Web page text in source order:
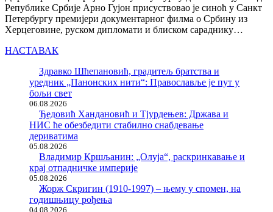
Републике Србије Арно Гујон присуствовао је синоћ у Санкт
Петербургу премијери документарног филма о Србину из
Херцеговине, руском дипломати и блиском сараднику…
НАСТАВАК
Здравко Шћепановић, градитељ братства и
уредник „Панонских нити“: Православље је пут у
бољи свет
06.08.2026
Ђедовић Хандановић и Тјурдењев: Држава и
НИС ће обезбедити стабилно снабдевање
дериватима
05.08.2026
Владимир Кршљанин: „Олуја“, раскринкавање и
крај отпадничке империје
05.08.2026
Жорж Скригин (1910-1997) – њему у спомен, на
годишњицу рођења
04.08.2026